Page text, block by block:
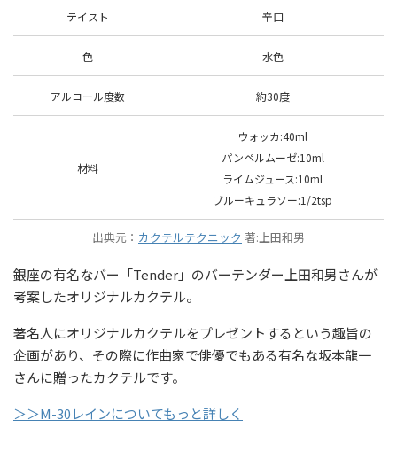
テイスト 辛口
色 水色
アルコール度数 約30度
材料
ウォッカ:40ml
パンペルムーゼ:10ml
ライムジュース:10ml
ブルーキュラソー:1/2tsp
出典元： カクテルテクニック 著:上田和男
銀座の有名なバー「Tender」のバーテンダー上田和男さんが
考案したオリジナルカクテル。
著名人にオリジナルカクテルをプレゼントするという趣旨の
企画があり、その際に作曲家で俳優でもある有名な坂本龍一
さんに贈ったカクテルです。
＞＞M-30レインについてもっと詳しく